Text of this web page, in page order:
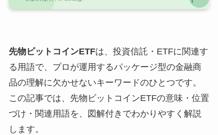
先物ビットコインETFは、投資信託・ETFに関連す
る用語で、プロが運用するパッケージ型の金融商
品の理解に欠かせないキーワードのひとつです。
この記事では、先物ビットコインETFの意味・位置
づけ・関連用語を、図解付きでわかりやすく解説
します。